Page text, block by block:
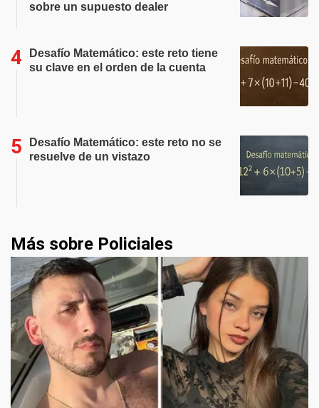
sobre un supuesto dealer
Desafío Matemático: este reto tiene
su clave en el orden de la cuenta
Desafío Matemático: este reto no se
resuelve de un vistazo
Más sobre Policiales